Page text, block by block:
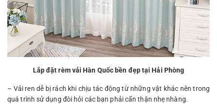
Lắp đặt rèm vải Hàn Quốc bền đẹp tại Hải Phòng
– Vải ren dễ bị rách khi chịu tác động từ những vật khác nên trong
quá trình sử dụng đòi hỏi các bạn phải cẩn thận nhẹ nhàng.